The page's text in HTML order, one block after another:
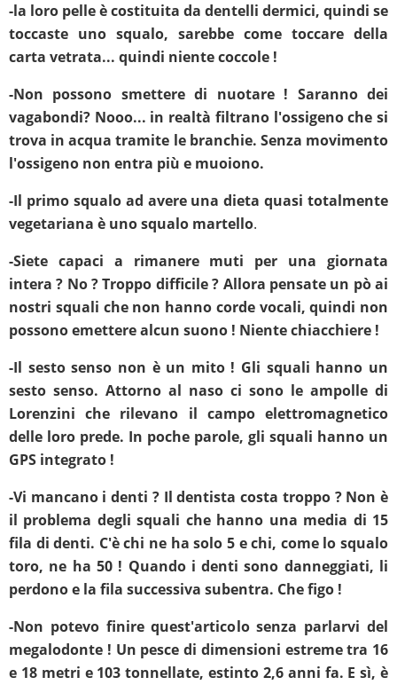
-la loro pelle è costituita da dentelli dermici, quindi se
toccaste uno squalo, sarebbe come toccare della
carta vetrata... quindi niente coccole !
-Non possono smettere di nuotare ! Saranno dei
vagabondi? Nooo... in realtà filtrano l'ossigeno che si
trova in acqua tramite le branchie. Senza movimento
l'ossigeno non entra più e muoiono.
-Il primo squalo ad avere una dieta quasi totalmente
vegetariana è uno squalo martello.
-Siete capaci a rimanere muti per una giornata
intera ? No ? Troppo difficile ? Allora pensate un pò ai
nostri squali che non hanno corde vocali, quindi non
possono emettere alcun suono ! Niente chiacchiere !
-Il sesto senso non è un mito ! Gli squali hanno un
sesto senso. Attorno al naso ci sono le ampolle di
Lorenzini che rilevano il campo elettromagnetico
delle loro prede. In poche parole, gli squali hanno un
GPS integrato !
-Vi mancano i denti ? Il dentista costa troppo ? Non è
il problema degli squali che hanno una media di 15
fila di denti. C'è chi ne ha solo 5 e chi, come lo squalo
toro, ne ha 50 ! Quando i denti sono danneggiati, li
perdono e la fila successiva subentra. Che figo !
-Non potevo finire quest'articolo senza parlarvi del
megalodonte ! Un pesce di dimensioni estreme tra 16
e 18 metri e 103 tonnellate, estinto 2,6 anni fa. E sì, è